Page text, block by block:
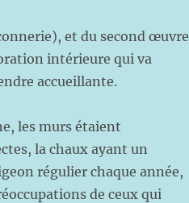
et du second œuvre
intérieure qui va
accueillante.
les murs étaient
la chaux ayant un
régulier chaque année,
de ceux qui